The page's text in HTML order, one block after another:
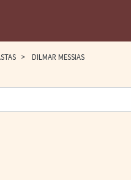
> DILMAR MESSIAS